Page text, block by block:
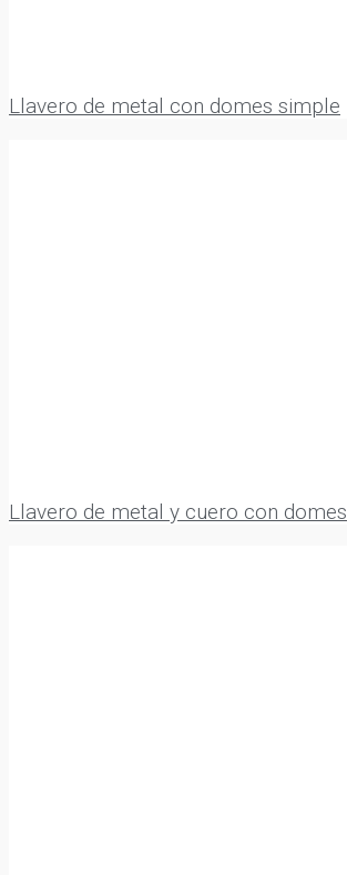
Llavero de metal con domes simple
Llavero de metal y cuero con domes